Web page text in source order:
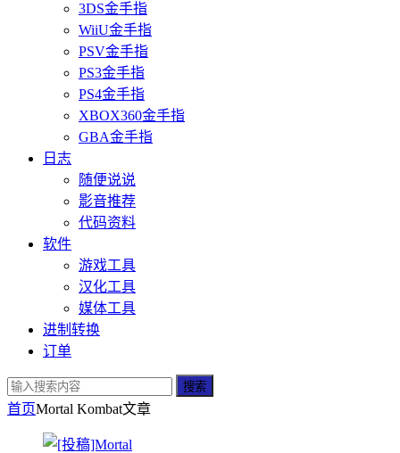
3DS金手指
WiiU金手指
PSV金手指
PS3金手指
PS4金手指
XBOX360金手指
GBA金手指
日志
随便说说
影音推荐
代码资料
软件
游戏工具
汉化工具
媒体工具
进制转换
订单
搜索
首页Mortal Kombat文章